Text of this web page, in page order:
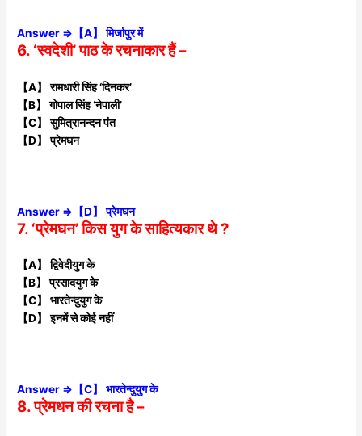
Answer ⇒【A】 मिर्जापुर में
6. ‘स्वदेशी’ पाठ के रचनाकार हैं –
【A】 रामधारी सिंह ‘दिनकर’
【B】 गोपाल सिंह ‘नेपाली’
【C】 सुमित्रानन्दन पंत
【D】 प्रेमघन
Answer ⇒【D】 प्रेमघन
7. ‘प्रेमघन’ किस युग के साहित्यकार थे ?
【A】 द्विवेदीयुग के
【B】 प्रसादयुग के
【C】 भारतेन्दुयुग के
【D】 इनमें से कोई नहीं
Answer ⇒【C】 भारतेन्दुयुग के
8. प्रेमधन की रचना है –